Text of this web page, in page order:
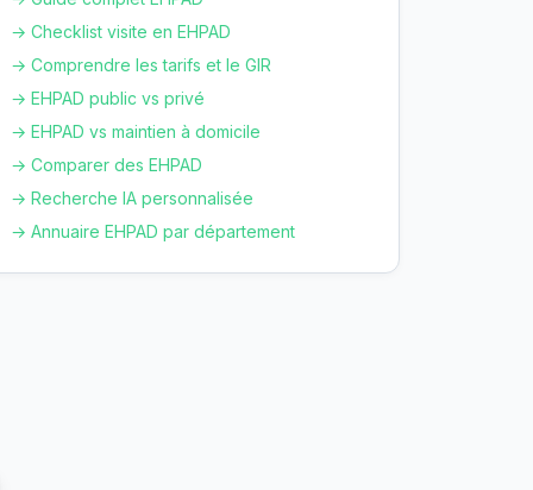
→ Checklist visite en EHPAD
→ Comprendre les tarifs et le GIR
→ EHPAD public vs privé
→ EHPAD vs maintien à domicile
→ Comparer des EHPAD
→ Recherche IA personnalisée
→ Annuaire EHPAD par département